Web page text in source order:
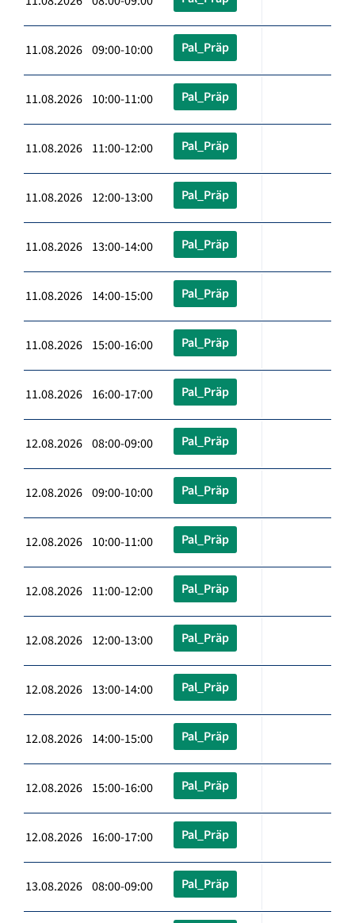
11.08.2026 09:00-10:00 Pal_Präp
11.08.2026 10:00-11:00 Pal_Präp
11.08.2026 11:00-12:00 Pal_Präp
11.08.2026 12:00-13:00 Pal_Präp
11.08.2026 13:00-14:00 Pal_Präp
11.08.2026 14:00-15:00 Pal_Präp
11.08.2026 15:00-16:00 Pal_Präp
11.08.2026 16:00-17:00 Pal_Präp
12.08.2026 08:00-09:00 Pal_Präp
12.08.2026 09:00-10:00 Pal_Präp
12.08.2026 10:00-11:00 Pal_Präp
12.08.2026 11:00-12:00 Pal_Präp
12.08.2026 12:00-13:00 Pal_Präp
12.08.2026 13:00-14:00 Pal_Präp
12.08.2026 14:00-15:00 Pal_Präp
12.08.2026 15:00-16:00 Pal_Präp
12.08.2026 16:00-17:00 Pal_Präp
13.08.2026 08:00-09:00 Pal_Präp